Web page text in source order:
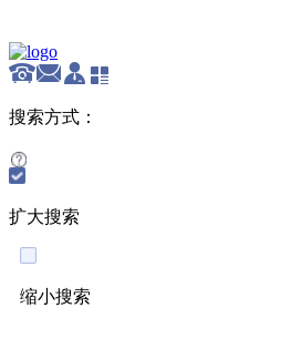
搜索方式：
扩大搜索
缩小搜索